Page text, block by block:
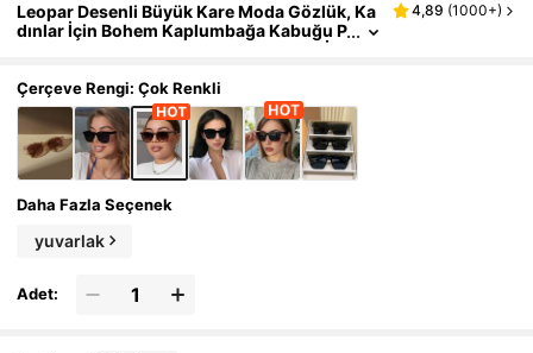
Leopar Desenli Büyük Kare Moda Gözlük, Ka
dınlar İçin Bohem Kaplumbağa Kabuğu P
laj Aksesuarı, Tatil Dış Mekan Seyahat İçi
4,89 (1000+)
Çerçeve Rengi: Çok Renkli
Daha Fazla Seçenek
yuvarlak
Adet: